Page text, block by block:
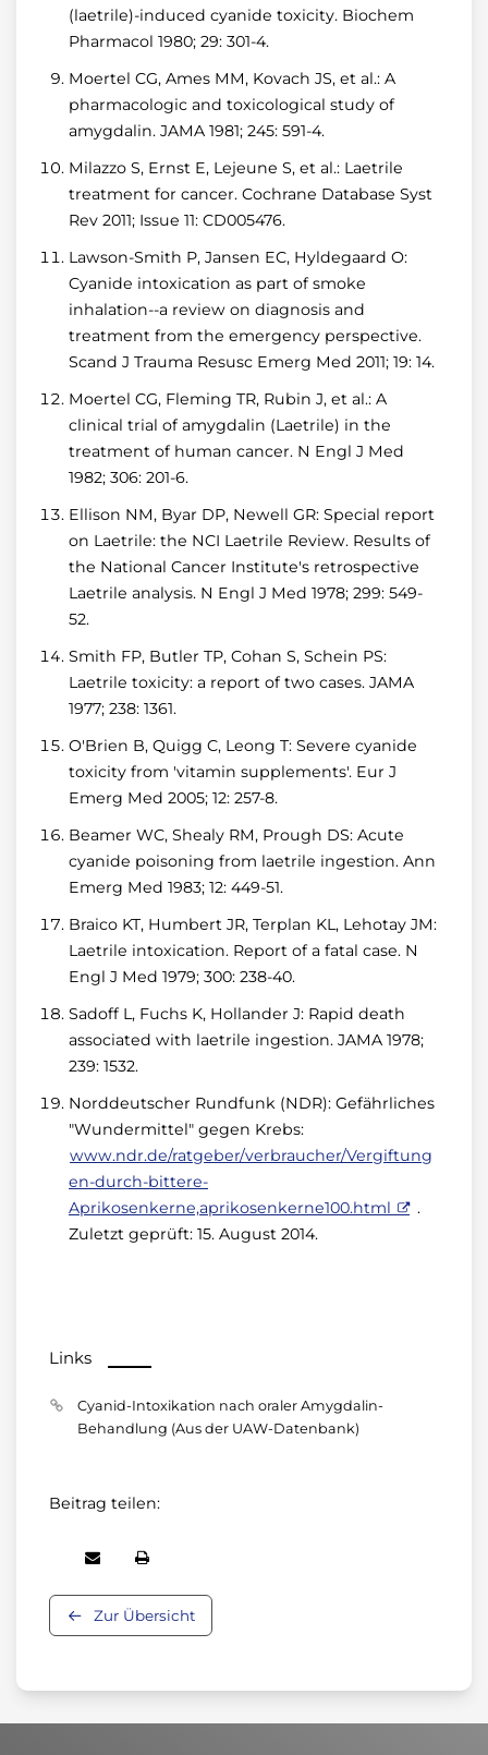
(laetrile)-induced cyanide toxicity. Biochem
Pharmacol 1980; 29: 301-4.
Moertel CG, Ames MM, Kovach JS, et al.: A
pharmacologic and toxicological study of
amygdalin. JAMA 1981; 245: 591-4.
Milazzo S, Ernst E, Lejeune S, et al.: Laetrile
treatment for cancer. Cochrane Database Syst
Rev 2011; Issue 11: CD005476.
Lawson-Smith P, Jansen EC, Hyldegaard O:
Cyanide intoxication as part of smoke
inhalation--a review on diagnosis and
treatment from the emergency perspective.
Scand J Trauma Resusc Emerg Med 2011; 19: 14.
Moertel CG, Fleming TR, Rubin J, et al.: A
clinical trial of amygdalin (Laetrile) in the
treatment of human cancer. N Engl J Med
1982; 306: 201-6.
Ellison NM, Byar DP, Newell GR: Special report
on Laetrile: the NCI Laetrile Review. Results of
the National Cancer Institute's retrospective
Laetrile analysis. N Engl J Med 1978; 299: 549-
52.
Smith FP, Butler TP, Cohan S, Schein PS:
Laetrile toxicity: a report of two cases. JAMA
1977; 238: 1361.
O'Brien B, Quigg C, Leong T: Severe cyanide
toxicity from 'vitamin supplements'. Eur J
Emerg Med 2005; 12: 257-8.
Beamer WC, Shealy RM, Prough DS: Acute
cyanide poisoning from laetrile ingestion. Ann
Emerg Med 1983; 12: 449-51.
Braico KT, Humbert JR, Terplan KL, Lehotay JM:
Laetrile intoxication. Report of a fatal case. N
Engl J Med 1979; 300: 238-40.
Sadoff L, Fuchs K, Hollander J: Rapid death
associated with laetrile ingestion. JAMA 1978;
239: 1532.
Norddeutscher Rundfunk (NDR): Gefährliches
"Wundermittel" gegen Krebs:
www.ndr.de/ratgeber/verbraucher/Vergiftung
en-durch-bittere-
Aprikosenkerne,aprikosenkerne100.html
.
Zuletzt geprüft: 15. August 2014.
Links
Cyanid-Intoxikation nach oraler Amygdalin-
Behandlung (Aus der UAW-Datenbank)
Beitrag teilen:
Zur Übersicht